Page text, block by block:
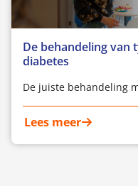
De behandeling van
diabetes
De juiste behandeling
Lees meer